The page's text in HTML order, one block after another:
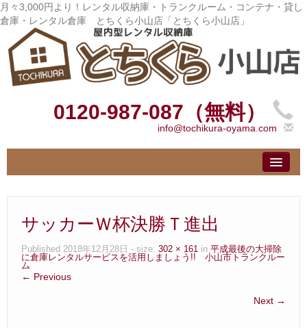
月々3,000円より！レンタル収納庫・トランクルーム・コンテナ・貸し
倉庫・レンタル倉庫 とちくら小山店「とちくら小山店」
0120-987-087（無料）
info@tochikura-oyama.com
– Top –
– User guide –
サイズ料金
– Size Price –
サッカーＷ杯決勝Ｔ進出
Published 2018年12月28日 - size: 302 × 161 in 平成最後の大掃除
に倉庫レンタルサービスを活用しましょう!! 小山市トランクルー
ム
← Previous
Next →